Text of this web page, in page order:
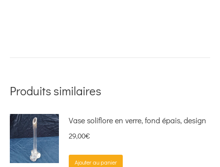
Produits similaires
Vase soliflore en verre, fond épais, design
29,00€
Ajouter au panier